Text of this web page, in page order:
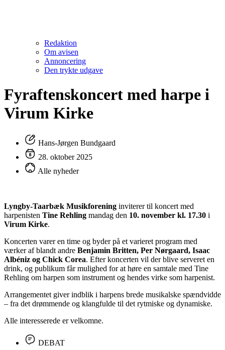
Redaktion
Om avisen
Annoncering
Den trykte udgave
Fyraftenskoncert med harpe i
Virum Kirke
Hans-Jørgen Bundgaard
28. oktober 2025
Alle nyheder
Lyngby-Taarbæk Musikforening inviterer til koncert med
harpenisten Tine Rehling mandag den 10. november kl. 17.30 i
Virum Kirke.
Koncerten varer en time og byder på et varieret program med
værker af blandt andre Benjamin Britten, Per Nørgaard, Isaac
Albéniz og Chick Corea. Efter koncerten vil der blive serveret en
drink, og publikum får mulighed for at høre en samtale med Tine
Rehling om harpen som instrument og hendes virke som harpenist.
Arrangementet giver indblik i harpens brede musikalske spændvidde
– fra det drømmende og klangfulde til det rytmiske og dynamiske.
Alle interesserede er velkomne.
DEBAT